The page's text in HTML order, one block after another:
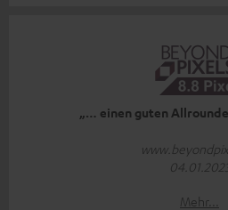
„… einen guten
Mehr...